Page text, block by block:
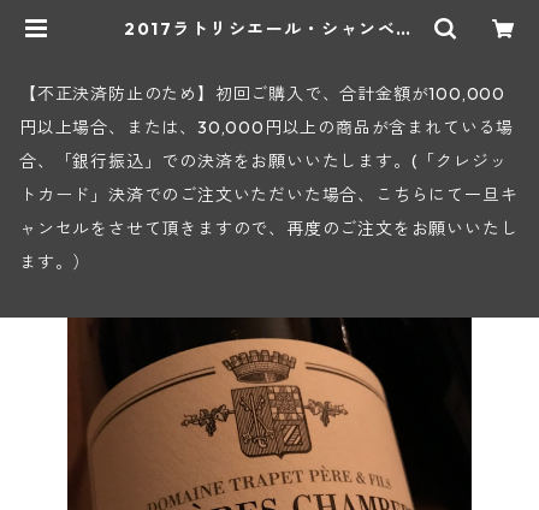
2017ラトリシエール・シャンベル
【不正決済防止のため】初回ご購入で、合計金額が100,000
円以上場合、または、30,000円以上の商品が含まれている場
合、「銀行振込」での決済をお願いいたします。(「クレジッ
トカード」決済でのご注文いただいた場合、こちらにて一旦キ
ャンセルをさせて頂きますので、再度のご注文をお願いいたし
ます。）